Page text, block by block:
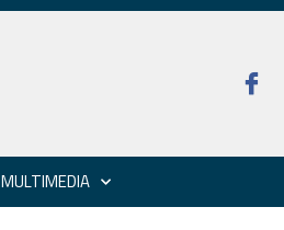
MULTIMEDIA